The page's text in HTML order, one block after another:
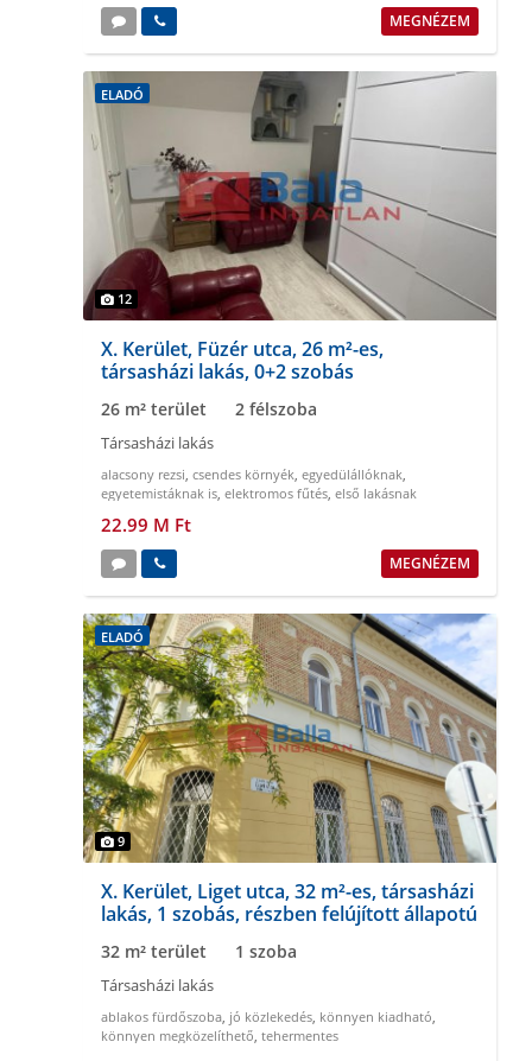
MEGNÉZEM
ELADÓ
12
X. Kerület, Füzér utca, 26 m²-es,
társasházi lakás, 0+2 szobás
26 m² terület 2 félszoba
Társasházi lakás
alacsony rezsi, csendes környék, egyedülállóknak,
egyetemistáknak is, elektromos fűtés, első lakásnak
22.99 M Ft
MEGNÉZEM
ELADÓ
9
X. Kerület, Liget utca, 32 m²-es, társasházi
lakás, 1 szobás, részben felújított állapotú
32 m² terület 1 szoba
Társasházi lakás
ablakos fürdőszoba, jó közlekedés, könnyen kiadható,
könnyen megközelíthető, tehermentes